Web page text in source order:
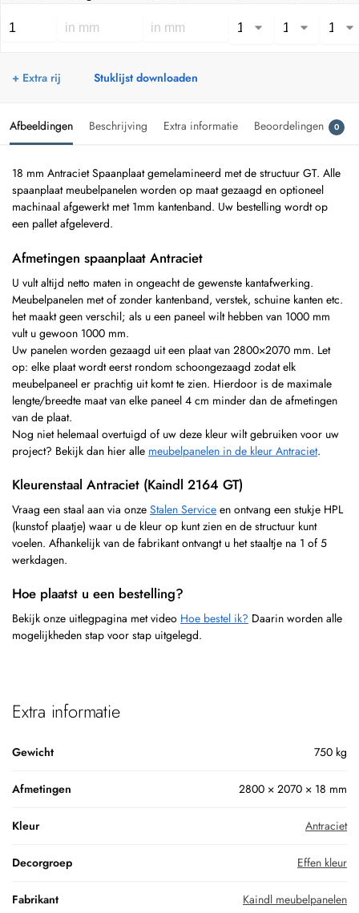
+ Extra rij Stuklijst downloaden
Afbeeldingen Beschrijving Extra informatie Beoordelingen 0
18 mm Antraciet Spaanplaat gemelamineerd met de structuur GT. Alle
spaanplaat meubelpanelen worden op maat gezaagd en optioneel
machinaal afgewerkt met 1mm kantenband. Uw bestelling wordt op
een pallet afgeleverd.
Afmetingen spaanplaat Antraciet
U vult altijd netto maten in ongeacht de gewenste kantafwerking.
Meubelpanelen met of zonder kantenband, verstek, schuine kanten etc.
het maakt geen verschil; als u een paneel wilt hebben van 1000 mm
vult u gewoon 1000 mm.
Uw panelen worden gezaagd uit een plaat van 2800×2070 mm. Let
op: elke plaat wordt eerst rondom schoongezaagd zodat elk
meubelpaneel er prachtig uit komt te zien. Hierdoor is de maximale
lengte/breedte maat van elke paneel 4 cm minder dan de afmetingen
van de plaat.
Nog niet helemaal overtuigd of uw deze kleur wilt gebruiken voor uw
project? Bekijk dan hier alle meubelpanelen in de kleur Antraciet.
Kleurenstaal Antraciet (Kaindl 2164 GT)
Vraag een staal aan via onze Stalen Service en ontvang een stukje HPL
(kunstof plaatje) waar u de kleur op kunt zien en de structuur kunt
voelen. Afhankelijk van de fabrikant ontvangt u het staaltje na 1 of 5
werkdagen.
Hoe plaatst u een bestelling?
Bekijk onze uitlegpagina met video Hoe bestel ik? Daarin worden alle
mogelijkheden stap voor stap uitgelegd.
Extra informatie
Gewicht 750 kg
Afmetingen 2800 × 2070 × 18 mm
Kleur Antraciet
Decorgroep Effen kleur
Fabrikant Kaindl meubelpanelen